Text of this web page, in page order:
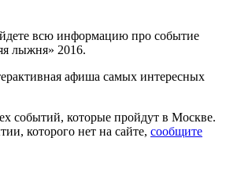
всю информацию про событие
лыжня» 2016.
афиша самых интересных
событий, которые пройдут в Москве.
которого нет на сайте, сообщите